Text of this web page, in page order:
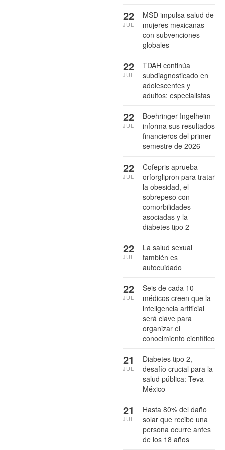
MSD impulsa salud de
mujeres mexicanas
con subvenciones
globales
22
JUL
TDAH continúa
subdiagnosticado en
adolescentes y
adultos: especialistas
22
JUL
Boehringer Ingelheim
informa sus resultados
financieros del primer
semestre de 2026
22
JUL
Cofepris aprueba
orforglipron para tratar
la obesidad, el
sobrepeso con
comorbilidades
asociadas y la
diabetes tipo 2
22
JUL
La salud sexual
también es
autocuidado
22
JUL
Seis de cada 10
médicos creen que la
inteligencia artificial
será clave para
organizar el
conocimiento científico
22
JUL
Diabetes tipo 2,
desafío crucial para la
salud pública: Teva
México
21
JUL
Hasta 80% del daño
solar que recibe una
persona ocurre antes
de los 18 años
21
JUL